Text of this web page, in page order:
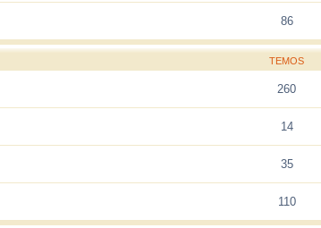
86
TEMOS
260
14
35
110